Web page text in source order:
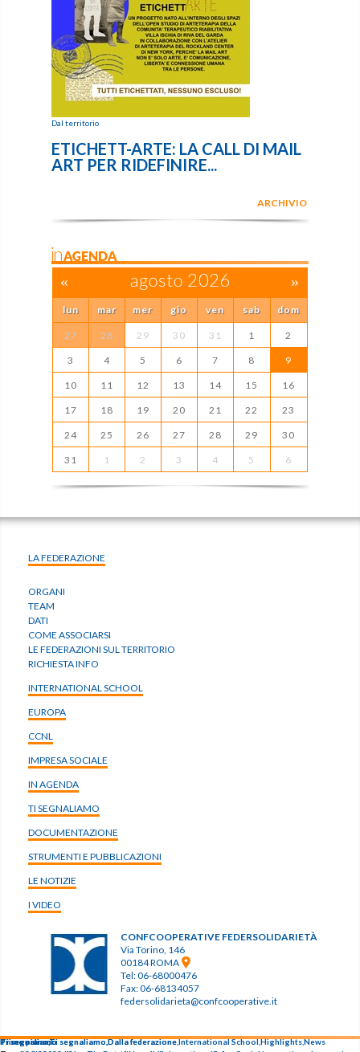
Primo piano,Ti segnaliamo,Dalla federazione,International School,Highlights,News
Primo piano,Ti segnaliamo,Dalla federazione
Ti segnaliamo
Ti segnaliamo
Ti segnaliamo
Dal territorio
ETICHETT-ARTE: LA CALL DI MAIL
ART PER RIDEFINIRE...
ARCHIVIO
inAGENDA
« agosto 2026 »
lun mar mer gio ven sab dom
27 28 29 30 31 1 2
3 4 5 6 7 8 9
10 11 12 13 14 15 16
17 18 19 20 21 22 23
24 25 26 27 28 29 30
31 1 2 3 4 5 6
LA FEDERAZIONE
ORGANI
TEAM
DATI
COME ASSOCIARSI
LE FEDERAZIONI SUL TERRITORIO
RICHIESTA INFO
INTERNATIONAL SCHOOL
EUROPA
CCNL
IMPRESA SOCIALE
IN AGENDA
TI SEGNALIAMO
DOCUMENTAZIONE
STRUMENTI E PUBBLICAZIONI
LE NOTIZIE
I VIDEO
CONFCOOPERATIVE FEDERSOLIDARIETÀ
Via Torino, 146
00184 ROMA
Tel: 06-68000476
Fax: 06-68134057
federsolidarieta@confcooperative.it